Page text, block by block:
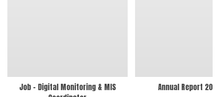
Job – Digital Monitoring & MIS
Annual Report